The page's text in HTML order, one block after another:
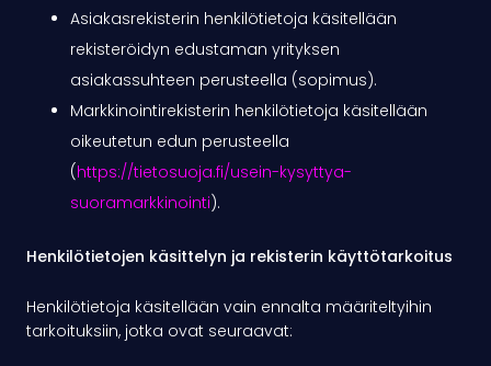
Asiakasrekisterin henkilötietoja käsitellään
rekisteröidyn edustaman yrityksen
asiakassuhteen perusteella (sopimus).
Markkinointirekisterin henkilötietoja käsitellään
oikeutetun edun perusteella
(https://tietosuoja.fi/usein-kysyttya-
suoramarkkinointi).
Henkilötietojen käsittelyn ja rekisterin käyttötarkoitus
Henkilötietoja käsitellään vain ennalta määriteltyihin
tarkoituksiin, jotka ovat seuraavat: